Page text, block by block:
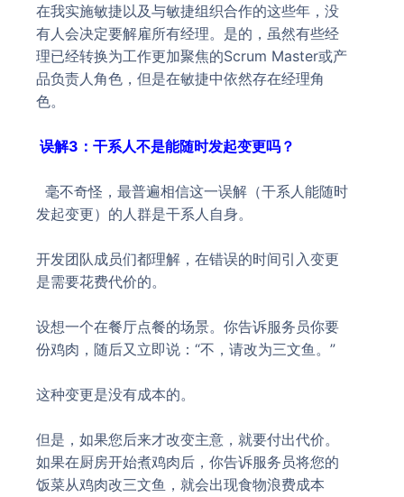
在我实施敏捷以及与敏捷组织合作的这些年，没
有人会决定要解雇所有经理。是的，虽然有些经
理已经转换为工作更加聚焦的Scrum Master或产
品负责人角色，但是在敏捷中依然存在经理角
色。
误解3：干系人不是能随时发起变更吗？
毫不奇怪，最普遍相信这一误解（干系人能随时
发起变更）的人群是干系人自身。
开发团队成员们都理解，在错误的时间引入变更
是需要花费代价的。
设想一个在餐厅点餐的场景。你告诉服务员你要
份鸡肉，随后又立即说：“不，请改为三文鱼。”
这种变更是没有成本的。
但是，如果您后来才改变主意，就要付出代价。
如果在厨房开始煮鸡肉后，你告诉服务员将您的
饭菜从鸡肉改三文鱼，就会出现食物浪费成本